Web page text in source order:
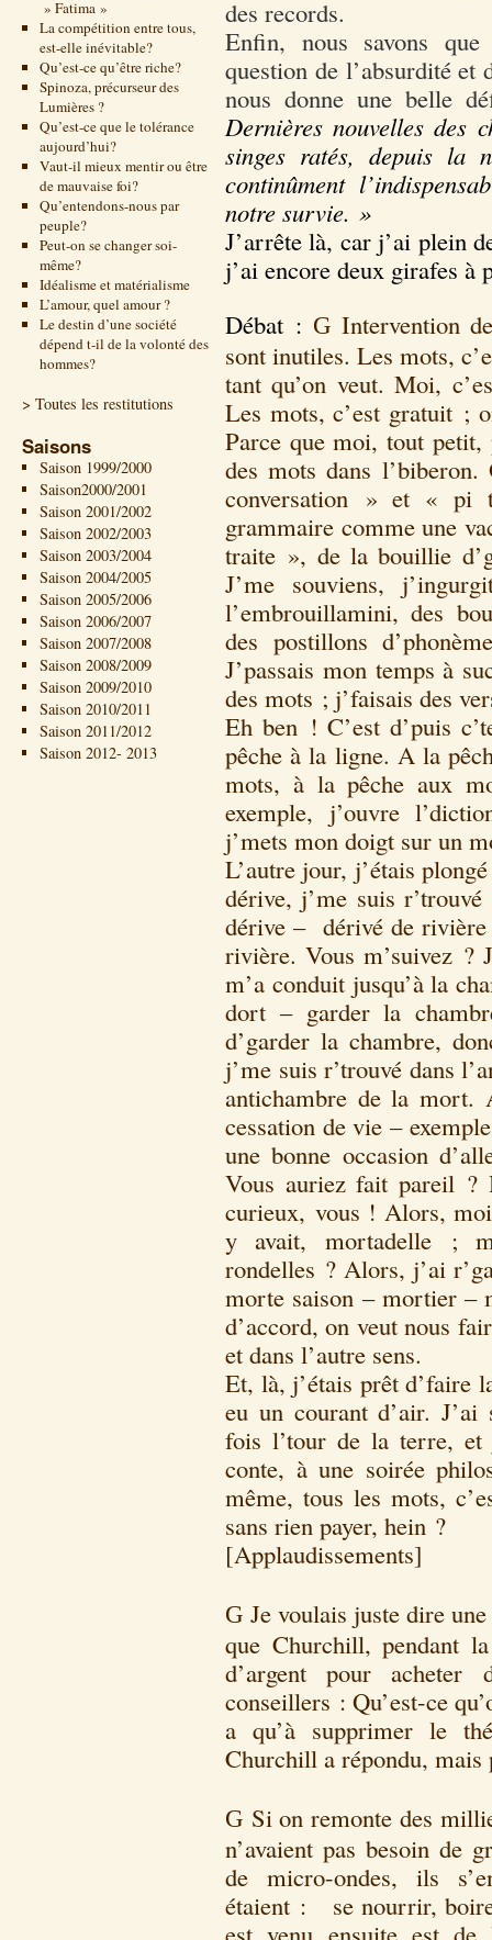
» Fatima »
La compétition entre tous,
est-elle inévitable?
Qu’est-ce qu’être riche?
Spinoza, précurseur des
Lumières ?
Qu’est-ce que le tolérance
aujourd’hui?
Vaut-il mieux mentir ou être
de mauvaise foi?
Qu’entendons-nous par
peuple?
Peut-on se changer soi-
même?
Idéalisme et matérialisme
L’amour, quel amour ?
Le destin d’une société
dépend t-il de la volonté des
hommes?
> Toutes les restitutions
Saisons
Saison 1999/2000
Saison2000/2001
Saison 2001/2002
Saison 2002/2003
Saison 2003/2004
Saison 2004/2005
Saison 2005/2006
Saison 2006/2007
Saison 2007/2008
Saison 2008/2009
Saison 2009/2010
Saison 2010/2011
Saison 2011/2012
Saison 2012- 2013
des records.
Enfin, nous savons
question de l’absurdité
nous donne une belle
Dernières nouvelles des
singes ratés, depuis la
continûment
notre survie. »
J’arrête là, car j’ai plein
j’ai encore deux girafes à
Débat : G Intervention
sont inutiles. Les mots,
tant qu’on veut. Moi,
Les mots, c’est gratuit ;
Parce que moi, tout
des mots dans
conversation » et «
grammaire comme une
traite », de la bouillie
J’me souviens,
l’embrouillamini, des
des postillons
J’passais mon temps à
des mots ; j’faisais des
Eh ben ! C’est d’puis
pêche à la ligne. A la
mots, à la pêche aux
exemple, j’ouvre
j’mets mon doigt sur un
L’autre jour, j’étais
dérive, j’me suis
dérive – dérivé de
rivière. Vous m’suivez ?
m’a conduit jusqu’à la
dort – garder la
d’garder la chambre,
j’me suis r’trouvé dans
antichambre de la
cessation de vie –
une bonne occasion
Vous auriez fait pareil
curieux, vous ! Alors,
y avait, mortadelle ;
rondelles ? Alors, j’ai
morte saison – mortier –
d’accord, on veut nous
et dans l’autre sens.
Et, là, j’étais prêt d’faire
eu un courant d’air.
fois l’tour de la terre, et
conte, à une soirée
même, tous les mots,
sans rien payer, hein ?
[Applaudissements]
G Je voulais juste dire
que Churchill, pendant
d’argent pour
conseillers : Qu’est-ce
a qu’à supprimer le
Churchill a répondu, mais
G Si on remonte des
n’avaient pas besoin de
de micro-ondes, ils
étaient : se nourrir,
est venu ensuite est de